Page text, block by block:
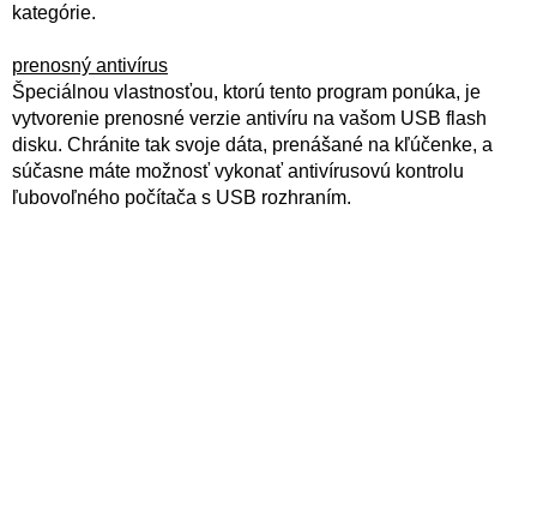
kategórie.
prenosný antivírus
Špeciálnou vlastnosťou, ktorú tento program ponúka, je
vytvorenie prenosné verzie antivíru na vašom USB flash
disku. Chránite tak svoje dáta, prenášané na kľúčenke, a
súčasne máte možnosť vykonať antivírusovú kontrolu
ľubovoľného počítača s USB rozhraním.